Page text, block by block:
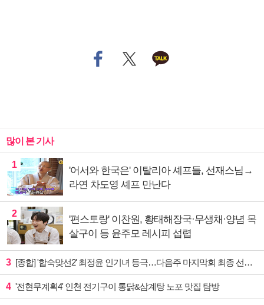
많이 본 기사
1
'어서와 한국은' 이탈리아 셰프들, 선재스님→
라연 차도영 셰프 만난다
2
'편스토랑' 이찬원, 황태해장국·무생채·양념 목
살구이 등 윤주모 레시피 섭렵
3 [종합] '합숙맞선2' 최정윤 인기녀 등극…다음주 마지막회 최종 선택 예고
4 '전현무계획4' 인천 전기구이 통닭&삼계탕 노포 맛집 탐방